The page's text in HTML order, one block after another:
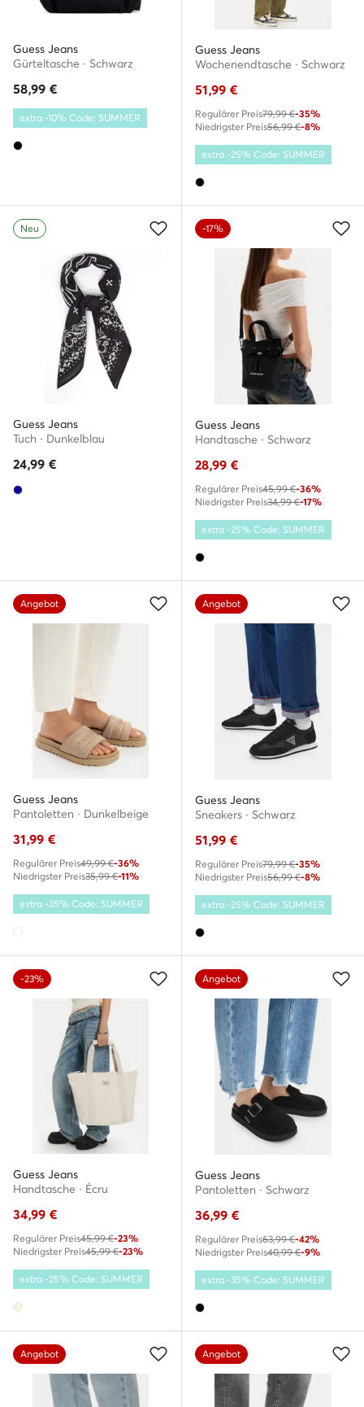
Guess Jeans
Gürteltasche · Schwarz
58,99 €
extra -10% Code: SUMMER
Guess Jeans
Wochenendtasche · Schwarz
51,99 €
Regulärer Preis79,99 €-35%
Niedrigster Preis56,99 €-8%
extra -25% Code: SUMMER
Neu
Guess Jeans
Tuch · Dunkelblau
24,99 €
-17%
Guess Jeans
Handtasche · Schwarz
28,99 €
Regulärer Preis45,99 €-36%
Niedrigster Preis34,99 €-17%
extra -25% Code: SUMMER
Angebot
Guess Jeans
Pantoletten · Dunkelbeige
31,99 €
Regulärer Preis49,99 €-36%
Niedrigster Preis35,99 €-11%
extra -35% Code: SUMMER
Angebot
Guess Jeans
Sneakers · Schwarz
51,99 €
Regulärer Preis79,99 €-35%
Niedrigster Preis56,99 €-8%
extra -25% Code: SUMMER
-23%
Guess Jeans
Handtasche · Écru
34,99 €
Regulärer Preis45,99 €-23%
Niedrigster Preis45,99 €-23%
extra -25% Code: SUMMER
Angebot
Guess Jeans
Pantoletten · Schwarz
36,99 €
Regulärer Preis63,99 €-42%
Niedrigster Preis40,99 €-9%
extra -35% Code: SUMMER
Angebot Angebot